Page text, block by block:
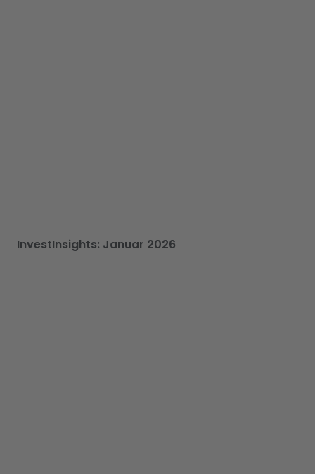
InvestInsights: Januar 2026